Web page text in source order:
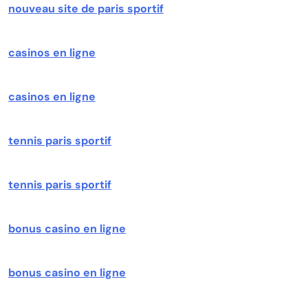
nouveau site de paris sportif
casinos en ligne
casinos en ligne
tennis paris sportif
tennis paris sportif
bonus casino en ligne
bonus casino en ligne